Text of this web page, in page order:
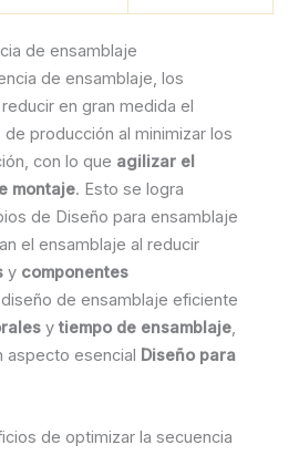
de ensamblaje
de ensamblaje, los
en gran medida el
producción al minimizar los
con lo que agilizar el
montaje. Esto se logra
de Diseño para ensamblaje
el ensamblaje al reducir
y componentes
diseño de ensamblaje eficiente
y tiempo de ensamblaje,
aspecto esencial
Diseño para
de optimizar la secuencia